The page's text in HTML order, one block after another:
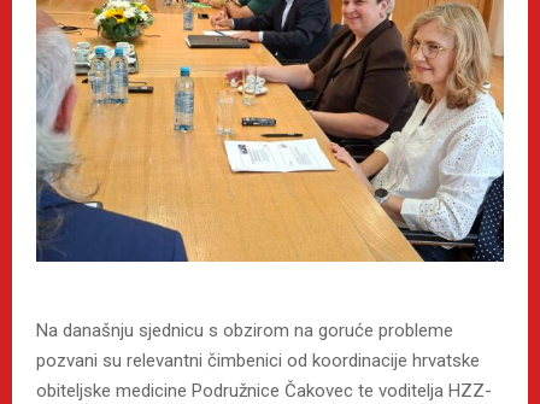
Na današnju sjednicu s obzirom na goruće probleme
pozvani su relevantni čimbenici od koordinacije hrvatske
obiteljske medicine Podružnice Čakovec te voditelja HZZ-